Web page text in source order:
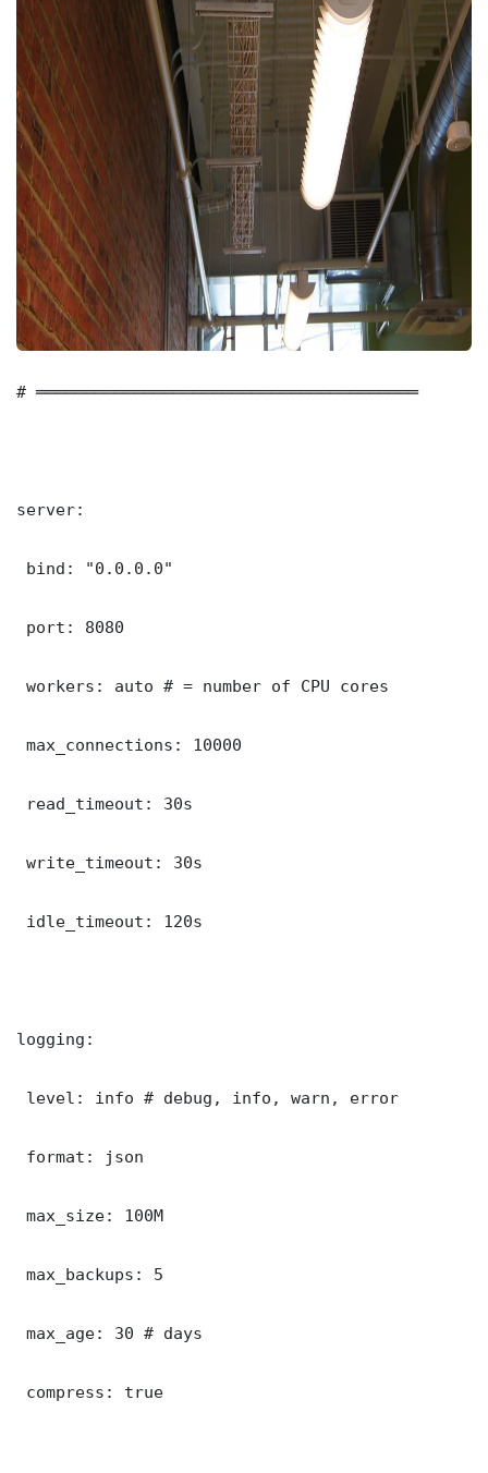
# ═══════════════════════════════════════
server:
bind: "0.0.0.0"
port: 8080
workers: auto # = number of CPU cores
max_connections: 10000
read_timeout: 30s
write_timeout: 30s
idle_timeout: 120s
logging:
level: info # debug, info, warn, error
format: json
max_size: 100M
max_backups: 5
max_age: 30 # days
compress: true